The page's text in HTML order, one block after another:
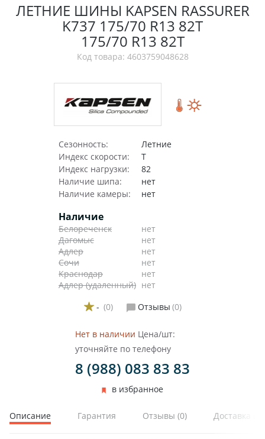
ЛЕТНИЕ ШИНЫ KAPSEN RASSURER
K737 175/70 R13 82T
175/70 R13 82T
Код товара: 4603759048628
Сезонность:
Летние
Индекс скорости:
T
Индекс нагрузки:
82
Наличие шипа:
нет
Наличие камеры:
нет
Наличие
Белореченск
нет
Дагомыс
нет
Адлер
нет
Сочи
нет
Краснодар
нет
Адлер (удаленный) нет
- (0) Отзывы (0)
Нет в наличии Цена/шт:
уточняйте по телефону
8 (988) 083 83 83
в избранное
Описание Гарантия Отзывы (0) Доставка и